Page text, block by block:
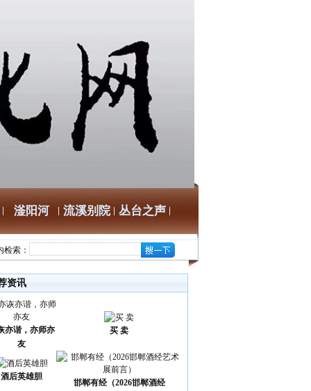
滏阳河 流溪别院 丛台之声
检索：
资讯
亦谐，亦师亦
友
买 卖
酒后英雄胆
邯郸有经（2026邯郸酒经